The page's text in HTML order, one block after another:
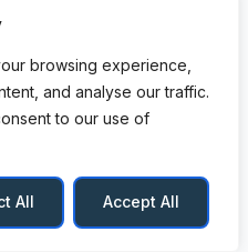
browsing experience,
and analyse our traffic.
to our use of
All Accept All
ne veut pas dire
le terme de
employé
odeur chimique”. Or